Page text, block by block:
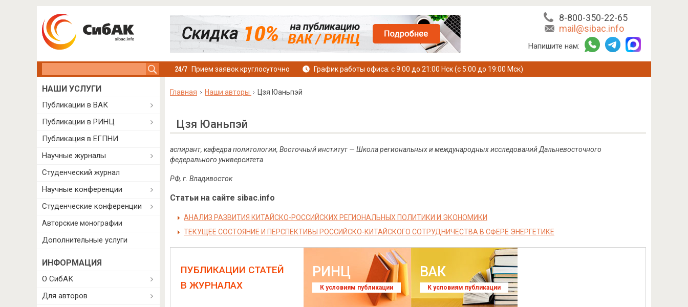
8-800-350-22-65
mail@sibac.info
Напишите нам:
Прием заявок круглосуточно График работы офиса: с 9:00 до 21:00 Нск (с 5:00 до 19:00 Мск)
Главная Наши авторы Цзя Юаньпэй
Цзя Юаньпэй
аспирант, кафедра политологии, Восточный институт — Школа региональных и международных исследований Дальневосточного
федерального университета
РФ, г. Владивосток
Статьи на сайте sibac.info
АНАЛИЗ РАЗВИТИЯ КИТАЙСКО-РОССИЙСКИХ РЕГИОНАЛЬНЫХ ПОЛИТИКИ И ЭКОНОМИКИ
ТЕКУЩЕЕ СОСТОЯНИЕ И ПЕРСПЕКТИВЫ РОССИЙСКО-КИТАЙСКОГО СОТРУДНИЧЕСТВА В СФЕРЕ ЭНЕРГЕТИКЕ
ПУБЛИКАЦИИ СТАТЕЙ
В ЖУРНАЛАХ
РИНЦ
К условиям публикации
ВАК
К условиям публикации
НАШИ УСЛУГИ
Публикации в ВАК
Публикации в РИНЦ
Публикация в ЕГПНИ
Научные журналы
Студенческий журнал
Научные конференции
Студенческие конференции
Авторские монографии
Дополнительные услуги
ИНФОРМАЦИЯ
О СибАК
Для авторов